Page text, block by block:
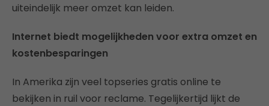
uiteindelijk meer omzet kan leiden.
Internet biedt mogelijkheden voor extra omzet en
kostenbesparingen
In Amerika zijn veel topseries gratis online te
bekijken in ruil voor reclame. Tegelijkertijd lijkt de